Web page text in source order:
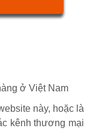
ở Việt Nam
này, hoặc là
kênh thương mại